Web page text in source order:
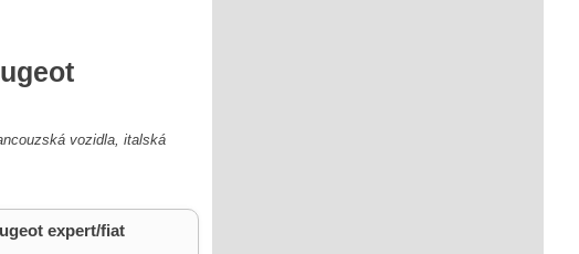
vozidla, italská
expert/fiat